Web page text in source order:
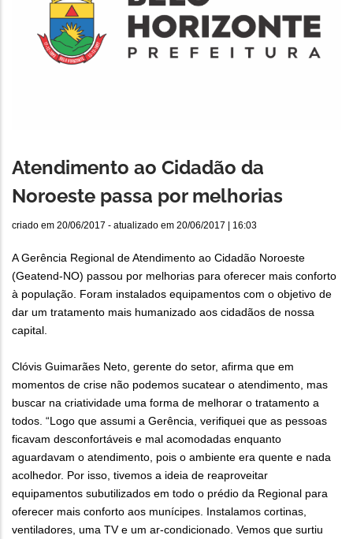
Atendimento ao Cidadão da
Noroeste passa por melhorias
criado em 20/06/2017 - atualizado em 20/06/2017 | 16:03
A Gerência Regional de Atendimento ao Cidadão Noroeste
(Geatend-NO) passou por melhorias para oferecer mais conforto
à população. Foram instalados equipamentos com o objetivo de
dar um tratamento mais humanizado aos cidadãos de nossa
capital.
Clóvis Guimarães Neto, gerente do setor, afirma que em
momentos de crise não podemos sucatear o atendimento, mas
buscar na criatividade uma forma de melhorar o tratamento a
todos. “Logo que assumi a Gerência, verifiquei que as pessoas
ficavam desconfortáveis e mal acomodadas enquanto
aguardavam o atendimento, pois o ambiente era quente e nada
acolhedor. Por isso, tivemos a ideia de reaproveitar
equipamentos subutilizados em todo o prédio da Regional para
oferecer mais conforto aos munícipes. Instalamos cortinas,
ventiladores, uma TV e um ar-condicionado. Vemos que surtiu